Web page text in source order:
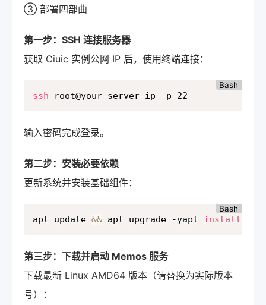
③ 部署四部曲
第一步：SSH 连接服务器
获取 Ciuic 实例公网 IP 后，使用终端连接：
Bash
ssh root@your-server-ip -p 22
输入密码完成登录。
第二步：安装必要依赖
更新系统并安装基础组件：
Bash
apt update && apt upgrade -yapt install
第三步：下载并启动 Memos 服务
下载最新 Linux AMD64 版本（请替换为实际版本
号）：